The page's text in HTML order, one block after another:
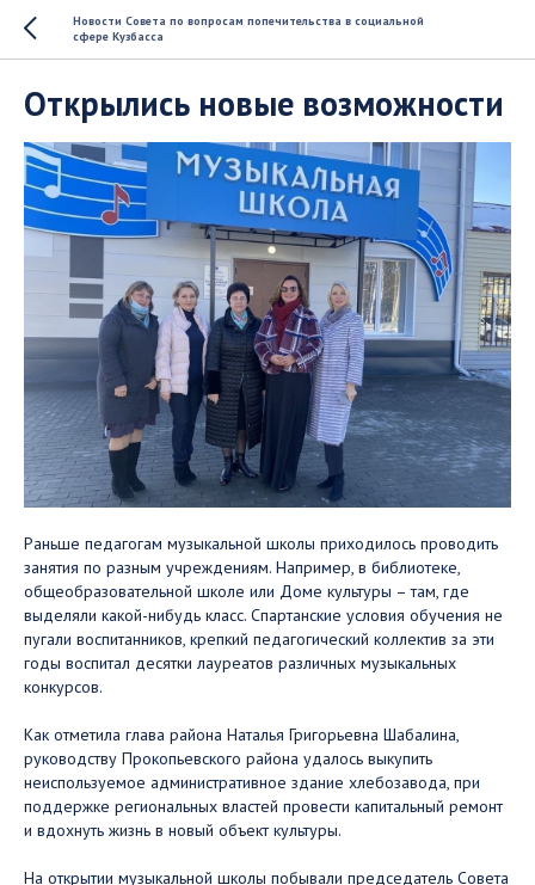
Новости Совета по вопросам попечительства в социальной
сфере Кузбасса
Открылись новые возможности
Раньше педагогам музыкальной школы приходилось проводить
занятия по разным учреждениям. Например, в библиотеке,
общеобразовательной школе или Доме культуры – там, где
выделяли какой-нибудь класс. Спартанские условия обучения не
пугали воспитанников, крепкий педагогический коллектив за эти
годы воспитал десятки лауреатов различных музыкальных
конкурсов.
Как отметила глава района Наталья Григорьевна Шабалина,
руководству Прокопьевского района удалось выкупить
неиспользуемое административное здание хлебозавода, при
поддержке региональных властей провести капитальный ремонт
и вдохнуть жизнь в новый объект культуры.
На открытии музыкальной школы побывали председатель Совета